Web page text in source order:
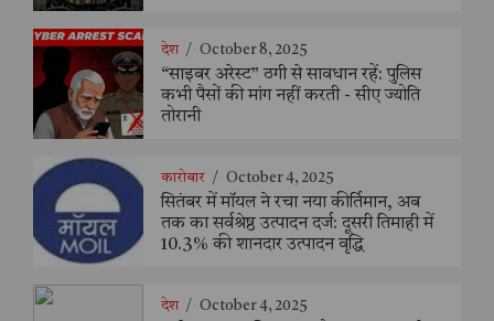
देश / October 8, 2025
“साइबर अरेस्ट” ठगी से सावधान रहें: पुलिस
कभी पैसों की मांग नहीं करती - सीए ज्योति
तोरानी
कारोबार / October 4, 2025
सितंबर में मॉयल ने रचा नया कीर्तिमान, अब
तक का सर्वश्रेष्ठ उत्पादन दर्ज: दूसरी तिमाही में
10.3% की शानदार उत्पादन वृद्धि
देश / October 4, 2025